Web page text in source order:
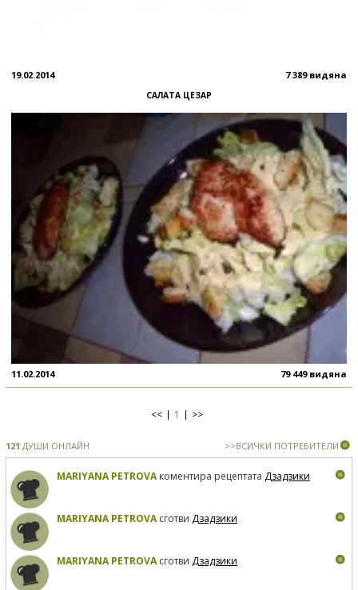
19.02.2014 7 389 видяна
САЛАТА ЦЕЗАР
11.02.2014 79 449 видяна
<< 1 >>
121 ДУШИ ОНЛАЙН >>ВСИЧКИ ПОТРЕБИТЕЛИ
MARIYANA PETROVAкоментира рецептата Дзадзики
MARIYANA PETROVAсготви Дзадзики
MARIYANA PETROVAсготви Дзадзики